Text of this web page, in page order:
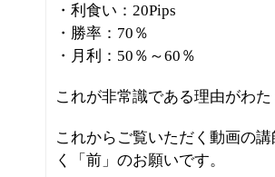
・利食い：20Pips
・勝率：70％
・月利：50％～60％
これが非常識である理由がわ
これからご覧いただく動画の
く「前」のお願いです。